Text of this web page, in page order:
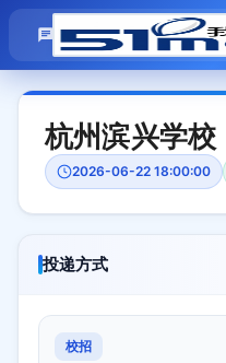
模拟面试 题目大全
杭州滨兴学校
2026-06-22 18:00:00
投递方式
校招